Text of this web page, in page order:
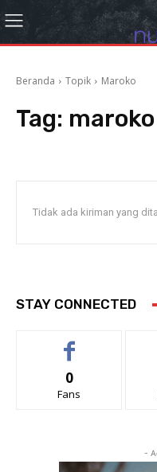
Beranda Topik Maroko
Tag: maroko
Tidak ada kiriman yang
STAY CONNECTED
0
Fans
-